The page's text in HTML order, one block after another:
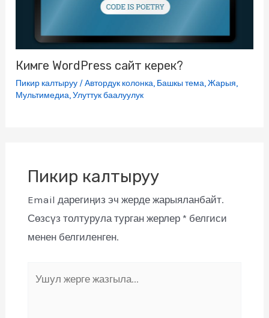
Кимге WordPress сайт керек?
Пикир калтыруу /Автордук колонка, Башкы тема,Жарыя,
Мультимедиа,Улуттук баалуулук
Пикир калтыруу
Email дарегиңиз эч жерде жарыяланбайт.
Сөзсүз толтурула турган жерлер * белгиси
менен белгиленген.